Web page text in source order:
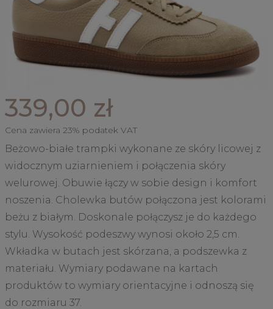
339,00 zł
Cena zawiera 23% podatek VAT
Beżowo-białe trampki wykonane ze skóry licowej z
widocznym uziarnieniem i połączenia skóry
welurowej. Obuwie łączy w sobie design i komfort
noszenia. Cholewka butów połączona jest kolorami
beżu z białym. Doskonale połączysz je do każdego
stylu. Wysokość podeszwy wynosi około 2,5 cm.
Wkładka w butach jest skórzana, a podszewka z
materiału. Wymiary podawane na kartach
produktów to wymiary orientacyjne i odnoszą się
do rozmiaru 37.